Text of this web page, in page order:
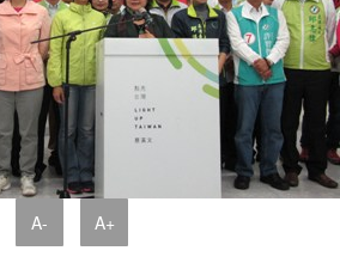
A- A+